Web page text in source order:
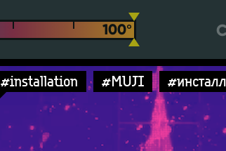
#installation #MUJI